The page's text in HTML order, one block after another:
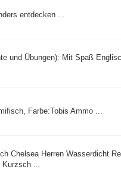
entdecken ...
und Übungen): Mit Spaß
Farbe:Tobis Ammo ...
Chelsea Herren Wasserdicht
...